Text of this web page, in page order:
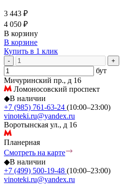
3 443 ₽
4 050 ₽
В корзину
В корзине
Купить в 1 клик
- +
бут
Мичуринский пр., д 16
Ломоносовский проспект
◆В наличии
+7 (985) 761-63-24 (10:00–23:00)
vinoteki.ru@yandex.ru
Воротынская ул., д 16
Планерная
Смотреть на карте
◆В наличии
+7 (499) 500-19-48 (10:00–23:00)
vinoteki.ru@yandex.ru